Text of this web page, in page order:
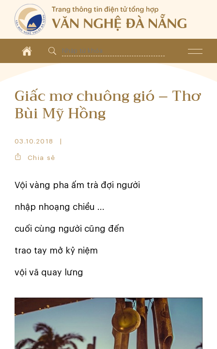
Giấc mơ chuông gió – Thơ
Bùi Mỹ Hồng
03.10.2018
Chia sẻ
Vội vàng pha ấm trà đợi người
nhập nhoạng chiều ...
cuối cùng người cũng đến
trao tay mở kỷ niệm
vội vã quay lưng